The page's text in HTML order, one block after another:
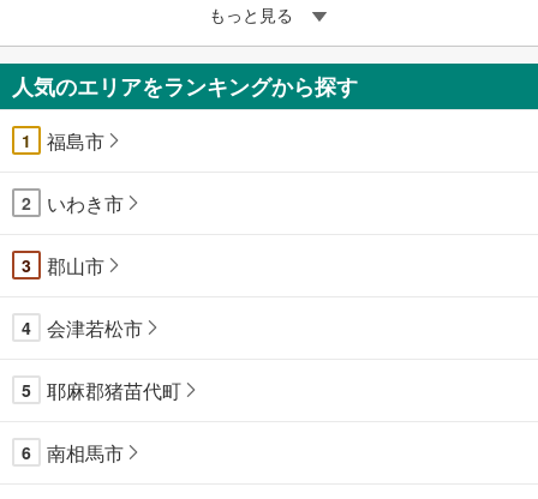
もっと見る
人気のエリアをランキングから探す
1 福島市
2 いわき市
3 郡山市
4 会津若松市
5 耶麻郡猪苗代町
6 南相馬市